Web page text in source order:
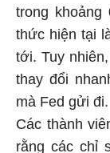
trong khoảng
thức hiện tại
tới. Tuy
thay đổi
mà Fed gửi đi.
Các thành
rằng các chỉ